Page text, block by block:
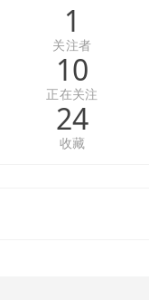
1
关注者
10
正在关注
24
收藏